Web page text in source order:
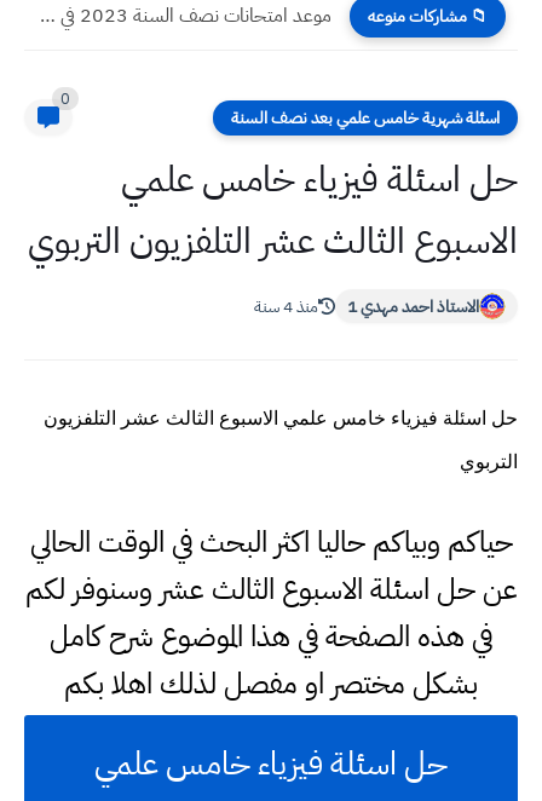
📁 مشاركات منوعه موعد امتحانات نصف السنة 2023 في مدارس العراق
اسئلة شهرية خامس علمي بعد نصف السنة
0
حل اسئلة فيزياء خامس علمي
الاسبوع الثالث عشر التلفزيون التربوي
الاستاذ احمد مهدي 1 منذ 4 سنة
حل اسئلة فيزياء خامس علمي الاسبوع الثالث عشر التلفزيون
التربوي
حياكم وبياكم حاليا اكثر البحث في الوقت الحالي
عن حل اسئلة الاسبوع الثالث عشر وسنوفر لكم
في هذه الصفحة في هذا الموضوع شرح كامل
بشكل مختصر او مفصل لذلك اهلا بكم
حل اسئلة فيزياء خامس علمي